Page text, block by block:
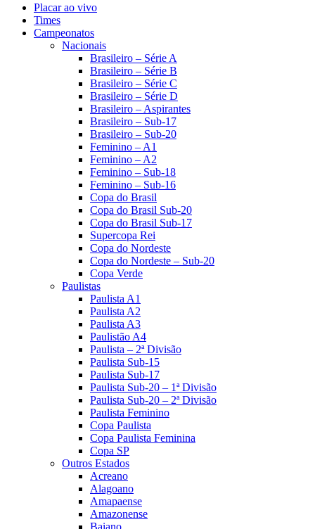
Placar ao vivo
Times
Campeonatos
Nacionais
Brasileiro – Série A
Brasileiro – Série B
Brasileiro – Série C
Brasileiro – Série D
Brasileiro – Aspirantes
Brasileiro – Sub-17
Brasileiro – Sub-20
Feminino – A1
Feminino – A2
Feminino – Sub-18
Feminino – Sub-16
Copa do Brasil
Copa do Brasil Sub-20
Copa do Brasil Sub-17
Supercopa Rei
Copa do Nordeste
Copa do Nordeste – Sub-20
Copa Verde
Paulistas
Paulista A1
Paulista A2
Paulista A3
Paulistão A4
Paulista – 2ª Divisão
Paulista Sub-15
Paulista Sub-17
Paulista Sub-20 – 1ª Divisão
Paulista Sub-20 – 2ª Divisão
Paulista Feminino
Copa Paulista
Copa Paulista Feminina
Copa SP
Outros Estados
Acreano
Alagoano
Amapaense
Amazonense
Baiano